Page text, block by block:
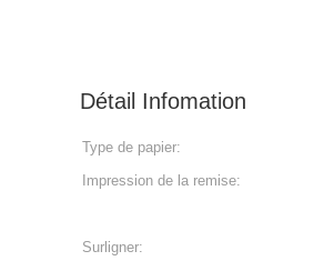
Détail Infomation
Type de papier:
Impression de la remise:
Surligner: